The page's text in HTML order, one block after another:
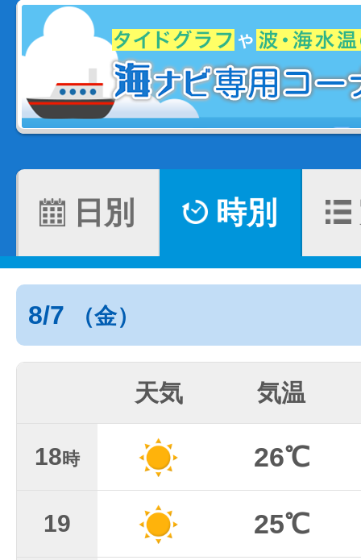
日別 時別
8/7 （金）
天気 気温
18時 26℃
19 25℃